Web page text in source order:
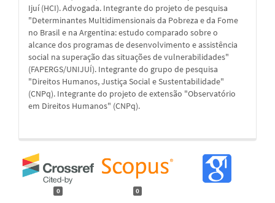
Ijuí (HCI). Advogada. Integrante do projeto de pesquisa
"Determinantes Multidimensionais da Pobreza e da Fome
no Brasil e na Argentina: estudo comparado sobre o
alcance dos programas de desenvolvimento e assistência
social na superação das situações de vulnerabilidades"
(FAPERGS/UNIJUÍ). Integrante do grupo de pesquisa
"Direitos Humanos, Justiça Social e Sustentabilidade"
(CNPq). Integrante do projeto de extensão "Observatório
em Direitos Humanos" (CNPq).
0 0